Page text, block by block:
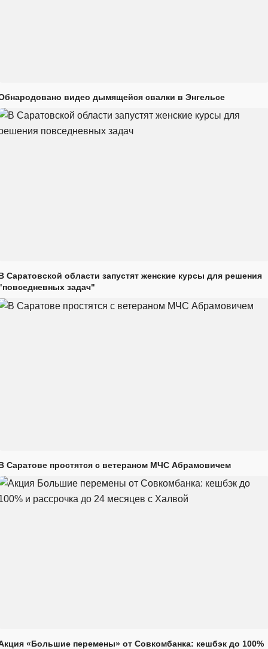
видео дымящейся свалки в Энгельсе
Саратовской области запустят женские курсы для решения
задач"
Саратове простятся с ветераном МЧС Абрамовичем
«Большие перемены» от Совкомбанка: кешбэк до 100%